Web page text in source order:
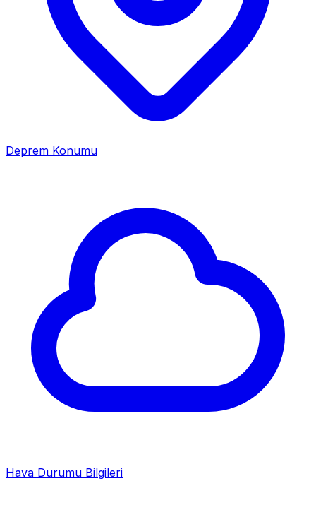
Deprem Konumu
Hava Durumu Bilgileri